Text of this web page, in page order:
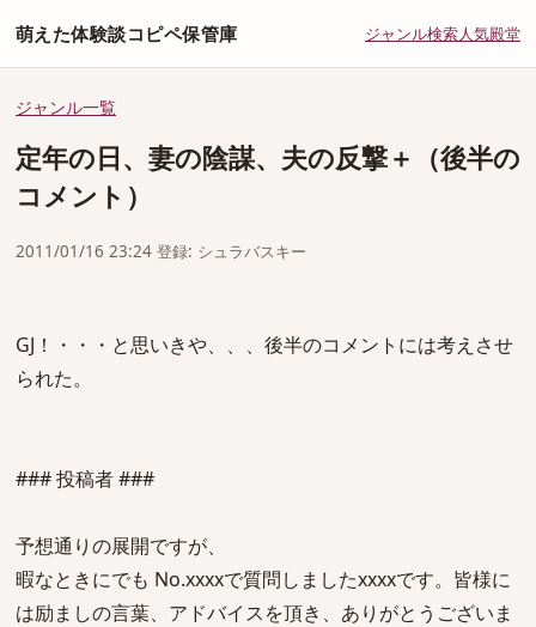
萌えた体験談コピペ保管庫 ジャンル検索人気殿堂
ジャンル一覧
定年の日、妻の陰謀、夫の反撃＋（後半の
コメント）
2011/01/16 23:24 登録: シュラバスキー
GJ！・・・と思いきや、、、後半のコメントには考えさせ
られた。
### 投稿者 ###
予想通りの展開ですが、
暇なときにでも No.xxxxで質問しましたxxxxです。皆様に
は励ましの言葉、アドバイスを頂き、ありがとうございま